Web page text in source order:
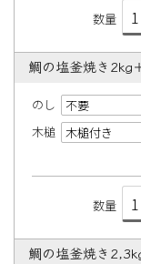
数量
鯛の塩釜焼き2kg
のし
木槌
数量
鯛の塩釜焼き